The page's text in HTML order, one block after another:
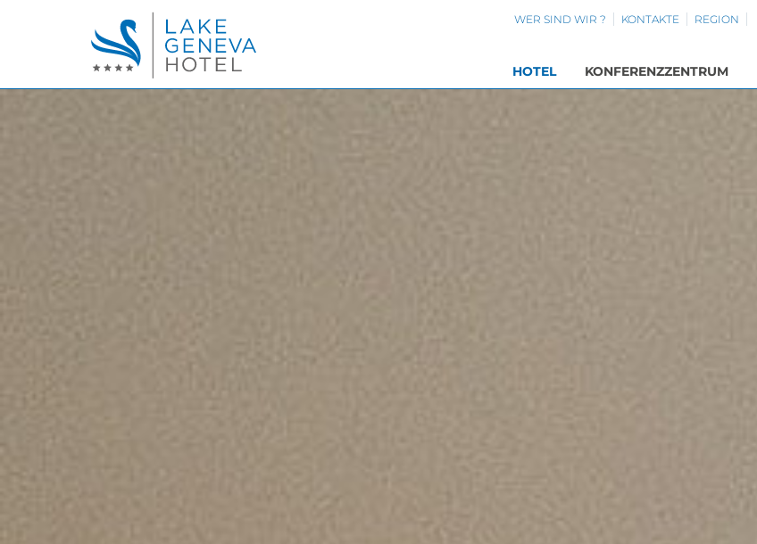
WER SIND WIR ? KONTAKTE REGION
HOTEL KONFERENZZENTRUM